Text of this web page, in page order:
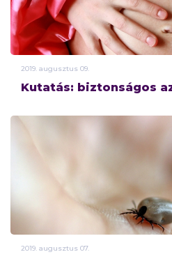
2019. augusztus 09.
Kutatás: biztonságos
2019. augusztus 07.